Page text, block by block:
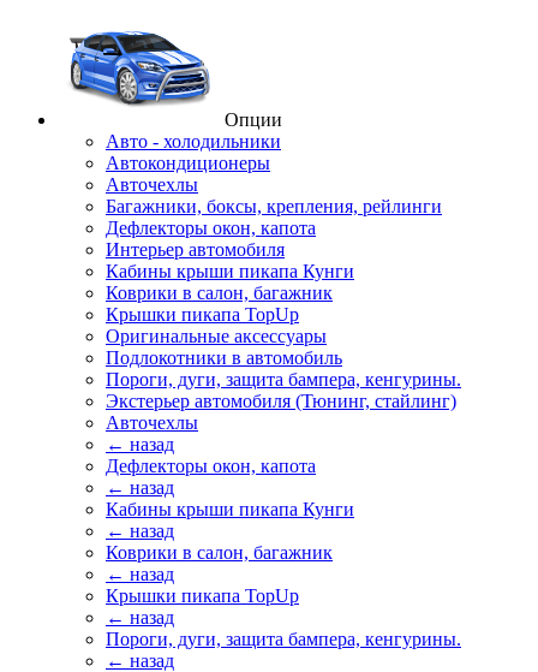
Опции
Авто - холодильники
Автокондиционеры
Авточехлы
Багажники, боксы, крепления, рейлинги
Дефлекторы окон, капота
Интерьер автомобиля
Кабины крыши пикапа Кунги
Коврики в салон, багажник
Крышки пикапа TopUp
Оригинальные аксессуары
Подлокотники в автомобиль
Пороги, дуги, защита бампера, кенгурины.
Экстерьер автомобиля (Тюнинг, стайлинг)
Авточехлы
← назад
Дефлекторы окон, капота
← назад
Кабины крыши пикапа Кунги
← назад
Коврики в салон, багажник
← назад
Крышки пикапа TopUp
← назад
Пороги, дуги, защита бампера, кенгурины.
← назад